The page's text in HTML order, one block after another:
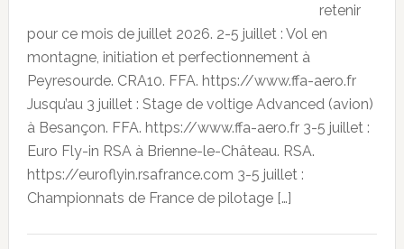
retenir
pour ce mois de juillet 2026. 2-5 juillet : Vol en
montagne, initiation et perfectionnement à
Peyresourde. CRA10. FFA. https://www.ffa-aero.fr
Jusqu’au 3 juillet : Stage de voltige Advanced (avion)
à Besançon. FFA. https://www.ffa-aero.fr 3-5 juillet :
Euro Fly-in RSA à Brienne-le-Château. RSA.
https://euroflyin.rsafrance.com 3-5 juillet :
Championnats de France de pilotage […]